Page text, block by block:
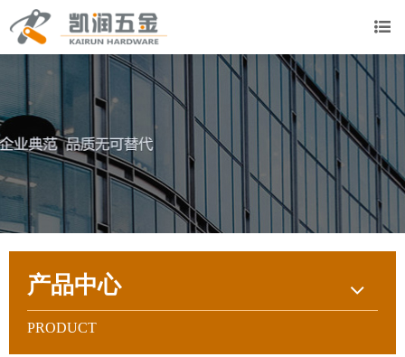
产品中心
PRODUCT